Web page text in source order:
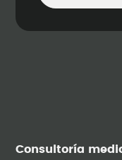
Consultoría